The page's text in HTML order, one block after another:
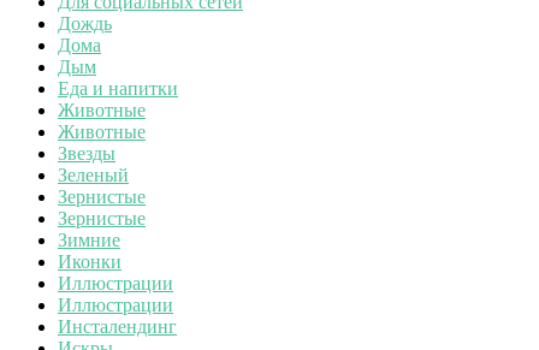
Дождь
Дома
Дым
Еда и напитки
Животные
Животные
Звезды
Зеленый
Зернистые
Зернистые
Зимние
Иконки
Иллюстрации
Иллюстрации
Инсталендинг